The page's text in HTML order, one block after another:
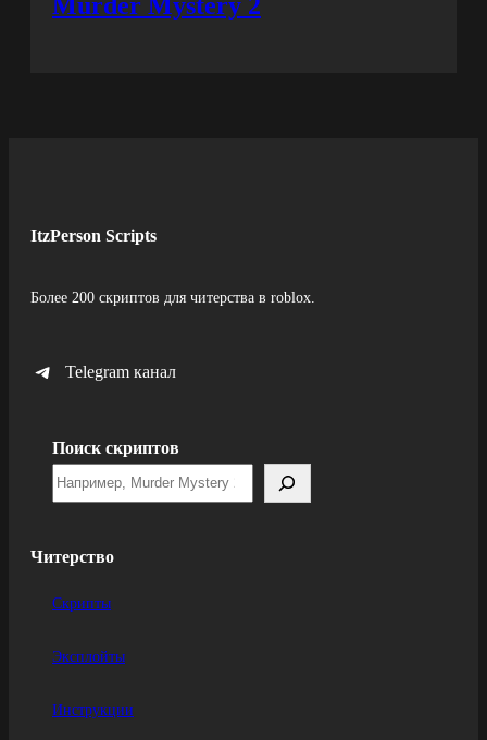
ItzPerson Scripts
Более 200 скриптов для читерства в roblox.
Telegram канал
Поиск скриптов
Читерство
Скрипты
Эксплойты
Инструкции